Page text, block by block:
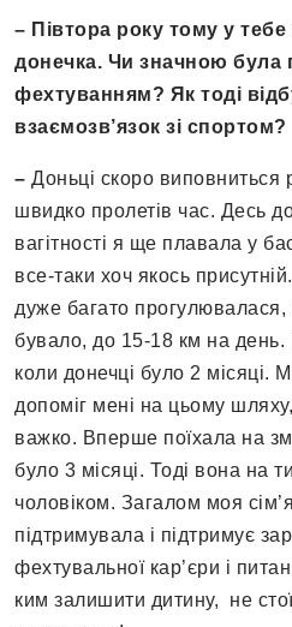
– Півтора року тому у
донечка. Чи значною була
фехтуванням? Як тоді
взаємозв’язок зі спортом?
– Доньці скоро виповниться
швидко пролетів час. Десь
вагітності я ще плавала у
все-таки хоч якось
дуже багато прогулювалася,
бувало, до 15-18 км на день.
коли донечці було 2 місяці.
допоміг мені на цьому
важко. Вперше поїхала на
було 3 місяці. Тоді вона на
чоловіком. Загалом моя
підтримувала і підтримує
фехтувальної кар’єри і
ким залишити дитину, не